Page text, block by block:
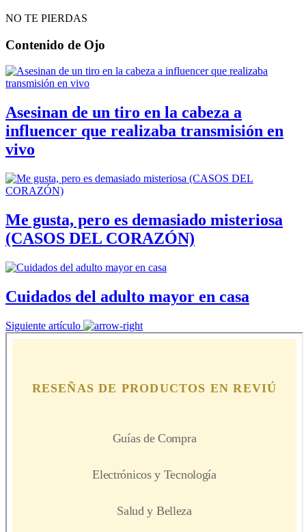
NO TE PIERDAS
Contenido de Ojo
Asesinan de un tiro en la cabeza a
influencer que realizaba transmisión en
vivo
Me gusta, pero es demasiado misteriosa
(CASOS DEL CORAZÓN)
Cuidados del adulto mayor en casa
Siguiente artículo